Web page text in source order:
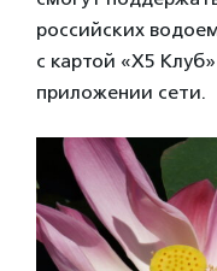
российских
с картой «Х5
приложении сети.